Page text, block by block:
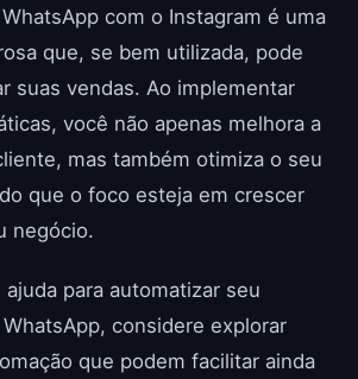
com o Instagram é uma
que, se bem utilizada, pode
suas vendas. Ao implementar
você não apenas melhora a
mas também otimiza o seu
que o foco esteja em crescer
negócio.
para automatizar seu
considere explorar
que podem facilitar ainda